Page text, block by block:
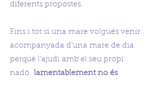
diferents propostes.
Fins i tot si una mare volgués venir
acompanyada d’una mare de dia
perquè l’ajudi amb el seu propi
nadó, lamentablement no és